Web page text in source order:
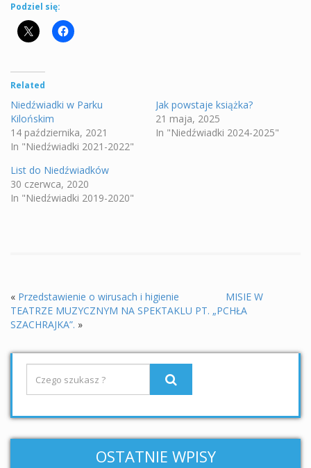
Podziel się:
Related
Niedźwiadki w Parku
Kilońskim
14 października, 2021
In "Niedźwiadki 2021-2022"
Jak powstaje książka?
21 maja, 2025
In "Niedźwiadki 2024-2025"
List do Niedźwiadków
30 czerwca, 2020
In "Niedźwiadki 2019-2020"
« Przedstawienie o wirusach i higienie
MISIE W
TEATRZE MUZYCZNYM NA SPEKTAKLU PT. „PCHŁA
SZACHRAJKA”. »
OSTATNIE WPISY